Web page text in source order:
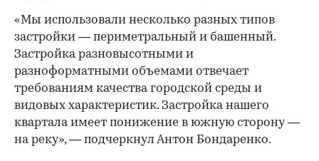
«Мы использовали несколько разных типов
застройки — периметральный и башенный.
Застройка разновысотными и
разноформатными объемами отвечает
требованиям качества городской среды и
видовых характеристик. Застройка нашего
квартала имеет понижение в южную сторону —
на реку», — подчеркнул Антон Бондаренко.